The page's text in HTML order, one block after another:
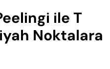
ile T
Noktalara